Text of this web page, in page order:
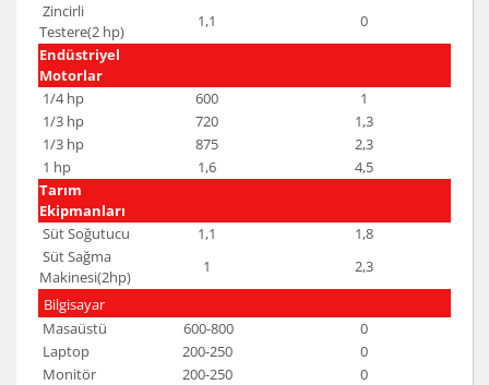
Zincirli
Testere(2 hp)
1,1
0
Endüstriyel
Motorlar
1/4 hp
600
1
1/3 hp
720
1,3
1/3 hp
875
2,3
1 hp
1,6
4,5
Tarım
Ekipmanları
Süt Soğutucu
1,1
1,8
Süt Sağma
Makinesi(2hp)
1
2,3
Bilgisayar
Masaüstü
600-800
0
Laptop
200-250
0
Monitör
200-250
0